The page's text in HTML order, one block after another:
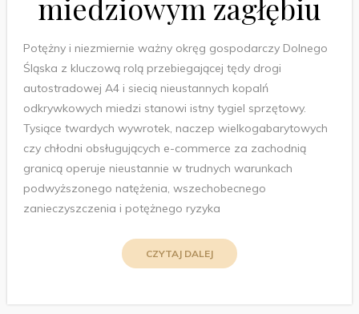
miedziowym zagłębiu
Potężny i niezmiernie ważny okręg gospodarczy Dolnego
Śląska z kluczową rolą przebiegającej tędy drogi
autostradowej A4 i siecią nieustannych kopalń
odkrywkowych miedzi stanowi istny tygiel sprzętowy.
Tysiące twardych wywrotek, naczep wielkogabarytowych
czy chłodni obsługujących e-commerce za zachodnią
granicą operuje nieustannie w trudnych warunkach
podwyższonego natężenia, wszechobecnego
zanieczyszczenia i potężnego ryzyka
CZYTAJ DALEJ